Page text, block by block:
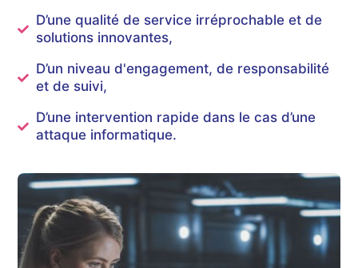
D’une qualité de service irréprochable et de
solutions innovantes,
D’un niveau d'engagement, de responsabilité
et de suivi,
D’une intervention rapide dans le cas d’une
attaque informatique.